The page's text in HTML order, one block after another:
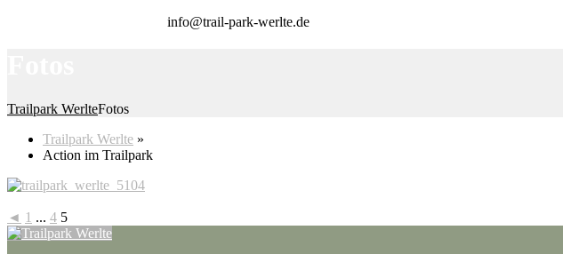
info@trail-park-werlte.de
Trailpark WerlteFotos
Trailpark Werlte »
Action im Trailpark
◄ 1 ... 4 5